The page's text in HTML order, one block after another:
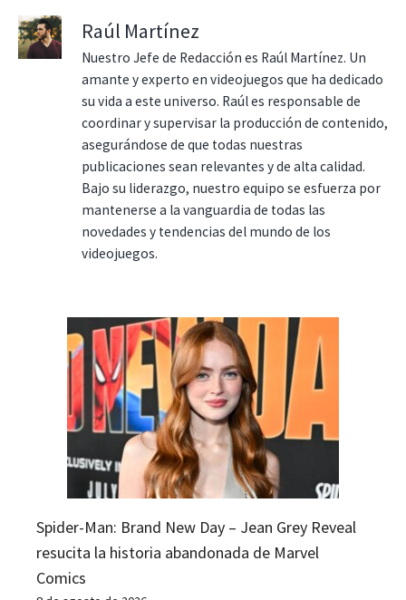
Raúl Martínez
Nuestro Jefe de Redacción es Raúl Martínez. Un
amante y experto en videojuegos que ha dedicado
su vida a este universo. Raúl es responsable de
coordinar y supervisar la producción de contenido,
asegurándose de que todas nuestras
publicaciones sean relevantes y de alta calidad.
Bajo su liderazgo, nuestro equipo se esfuerza por
mantenerse a la vanguardia de todas las
novedades y tendencias del mundo de los
videojuegos.
Spider-Man: Brand New Day – Jean Grey Reveal
resucita la historia abandonada de Marvel
Comics